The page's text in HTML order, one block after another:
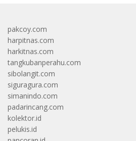
pakcoy.com
harpitnas.com
harkitnas.com
tangkubanperahu.com
sibolangit.com
siguragura.com
simanindo.com
padarincang.com
kolektor.id
pelukis.id